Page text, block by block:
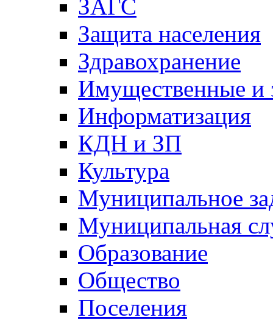
ЗАГС
Защита населения
Здравохранение
Имущественные и
Информатизация
КДН и ЗП
Культура
Муниципальное
Муниципальная
Образование
Общество
Поселения